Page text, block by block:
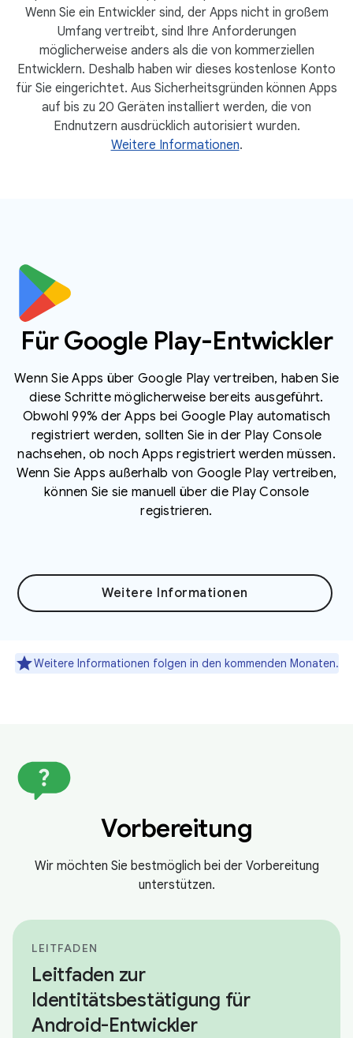
Wenn Sie ein Entwickler sind, der Apps nicht in großem
Umfang vertreibt, sind Ihre Anforderungen
möglicherweise anders als die von kommerziellen
Entwicklern. Deshalb haben wir dieses kostenlose Konto
für Sie eingerichtet. Aus Sicherheitsgründen können Apps
auf bis zu 20 Geräten installiert werden, die von
Endnutzern ausdrücklich autorisiert wurden.
Weitere Informationen.
Für Google Play-Entwickler
Wenn Sie Apps über Google Play vertreiben, haben Sie
diese Schritte möglicherweise bereits ausgeführt.
Obwohl 99% der Apps bei Google Play automatisch
registriert werden, sollten Sie in der Play Console
nachsehen, ob noch Apps registriert werden müssen.
Wenn Sie Apps außerhalb von Google Play vertreiben,
können Sie sie manuell über die Play Console
registrieren.
Weitere Informationen
Weitere Informationen folgen in den kommenden Monaten.
Vorbereitung
Wir möchten Sie bestmöglich bei der Vorbereitung
unterstützen.
LEITFADEN
Leitfaden zur
Identitätsbestätigung für
Android-Entwickler